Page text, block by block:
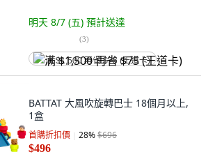
明天 8/7 (五) 預計送達
(3)
满 $1,500 再省 $75 (王道卡)
BATTAT 大風吹旋轉巴士 18個月以上,
1盒
首購折扣價 28%$696
$496